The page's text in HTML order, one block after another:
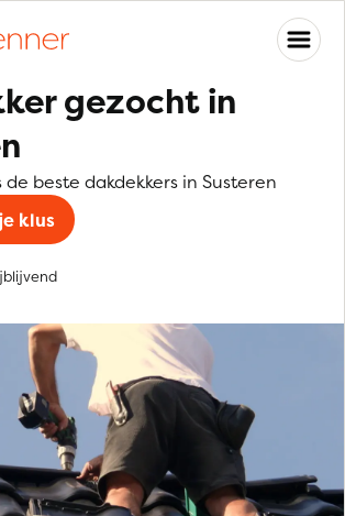
gezocht in
beste dakdekkers in Susteren
klus